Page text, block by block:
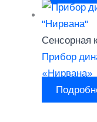
Сенсорная
Прибор
«Нирвана»